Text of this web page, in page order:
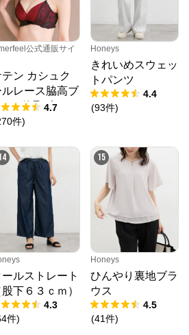
公式通販サイ
テン カシュク
ルレース脇高ブ
単品ブラジ
ー
4.7
件)
Honeys
きれいめスウェッ
トパンツ
4.4
(93件)
ールストレート
股下６３ｃｍ）
4.3
件)
15
Honeys
ひんやり裏地ブラ
ウス
4.5
(41件)